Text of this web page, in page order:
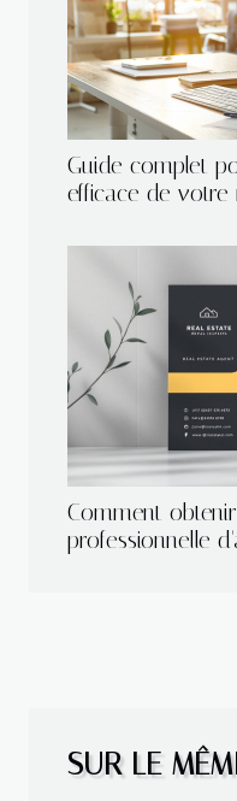
Guide complet
efficace de votre
Comment
professionnelle
SUR LE